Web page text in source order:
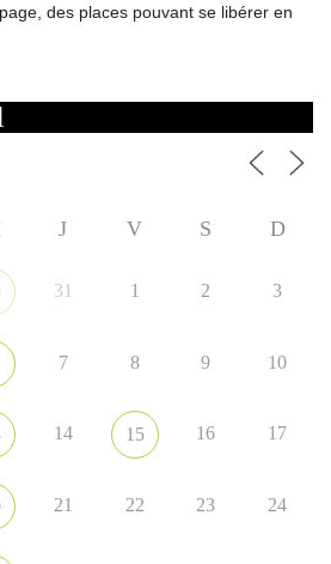
des places pouvant se libérer en
J V S D
31 1 2 3
7 8 9 10
14 15 16 17
21 22 23 24